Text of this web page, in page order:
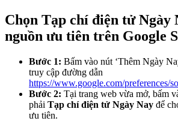
Chọn Tạp chí điện tử Ngày
nguồn ưu tiên trên Google
Bước 1: Bấm vào nút ‘Thêm Ngày
truy cập đường dẫn
https://www.google.com/preferences/
Bước 2: Tại trang web vừa mở, bấm
phải Tạp chí điện tử Ngày Nay để
ưu tiên.